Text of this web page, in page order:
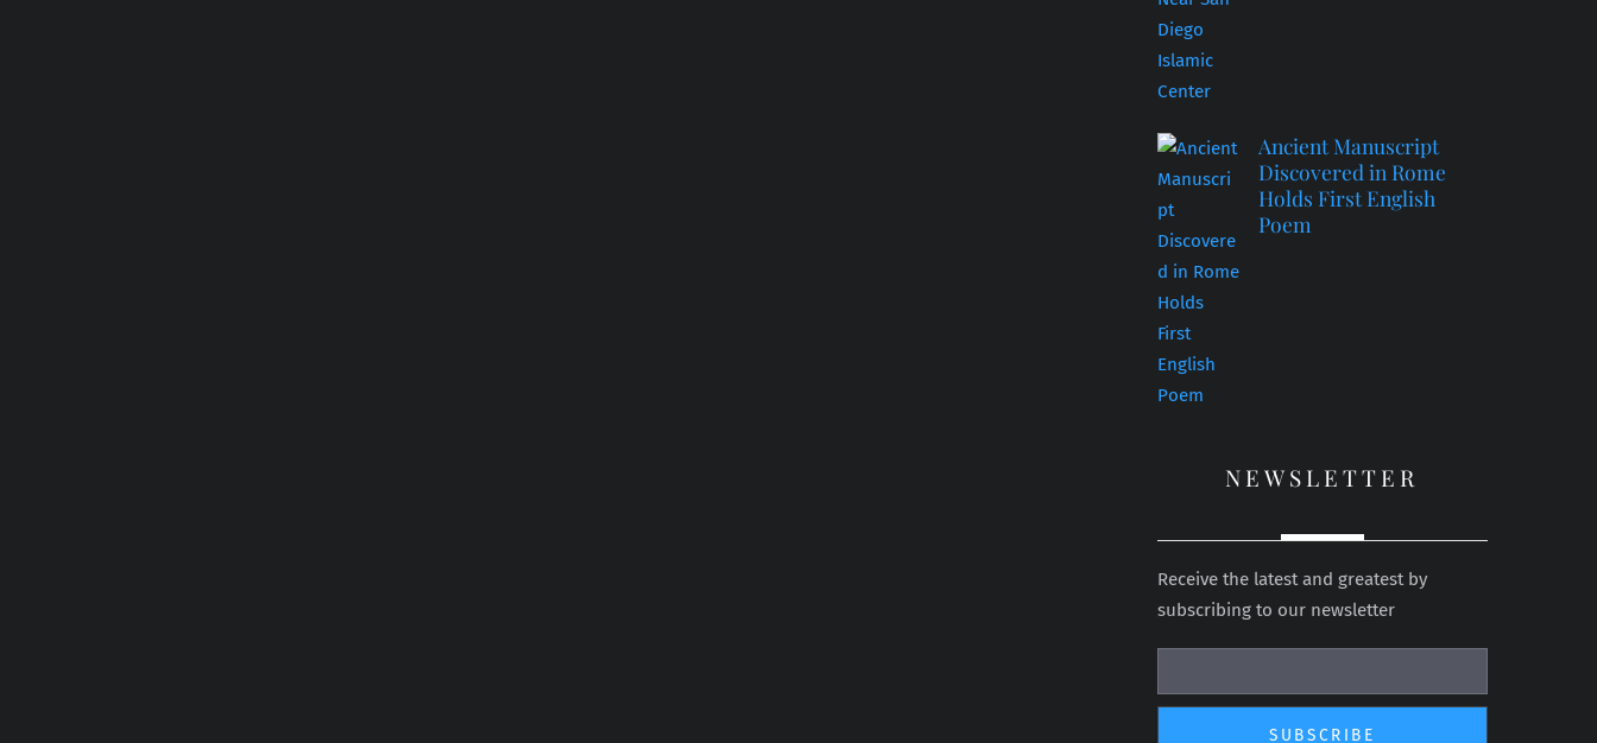
Ancient Manuscript
Discovered in Rome
Holds First English
Poem
NEWSLETTER
Receive the latest and greatest by
subscribing to our newsletter